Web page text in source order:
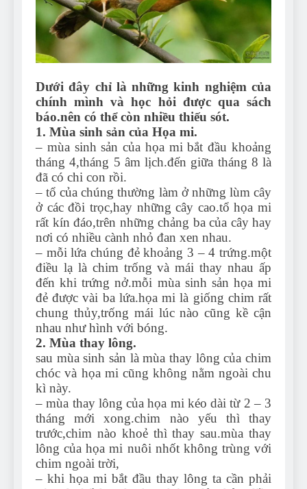
Can Bulldogs Play Fetch?
And How to Train Them!
7 Năm Ago
How Often Do I Need to
Groom My Bulldog
7 Năm Ago
Dưới đây chỉ là những kinh nghiệm của
chính mình và học hỏi được qua sách
báo.nên có thể còn nhiều thiếu sót.
1. Mùa sinh sản của Họa mi.
– mùa sinh sản của họa mi bắt đầu khoảng
tháng 4,tháng 5 âm lịch.đến giữa tháng 8 là
đã có chi con rồi.
– tổ của chúng thường làm ở những lùm cây
ở các đồi trọc,hay những cây cao.tổ họa mi
rất kín đáo,trên những chảng ba của cây hay
nơi có nhiều cành nhỏ đan xen nhau.
– mỗi lứa chúng đẻ khoảng 3 – 4 trứng.một
điều lạ là chim trống và mái thay nhau ấp
đến khi trứng nở.mỗi mùa sinh sản họa mi
đẻ được vài ba lứa.họa mi là giống chim rất
chung thủy,trống mái lúc nào cũng kề cận
nhau như hình với bóng.
2. Mùa thay lông.
sau mùa sinh sản là mùa thay lông của chim
chóc và họa mi cũng không nằm ngoài chu
kì này.
– mùa thay lông của họa mi kéo dài từ 2 – 3
tháng mới xong.chim nào yếu thì thay
trước,chim nào khoẻ thì thay sau.mùa thay
lông của họa mi nuôi nhốt không trùng với
chim ngoài trời,
– khi họa mi bắt đầu thay lông ta cần phải